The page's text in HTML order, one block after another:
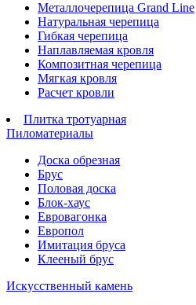
Металлочерепица Grand Line
Натуральная черепица
Гибкая черепица
Наплавляемая кровля
Композитная черепица
Мягкая кровля
Расчет кровли
Плитка тротуарная
Пиломатериалы
Доска обрезная
Брус
Половая доска
Блок-хаус
Евровагонка
Европол
Имитация бруса
Клееный брус
Искусственный камень